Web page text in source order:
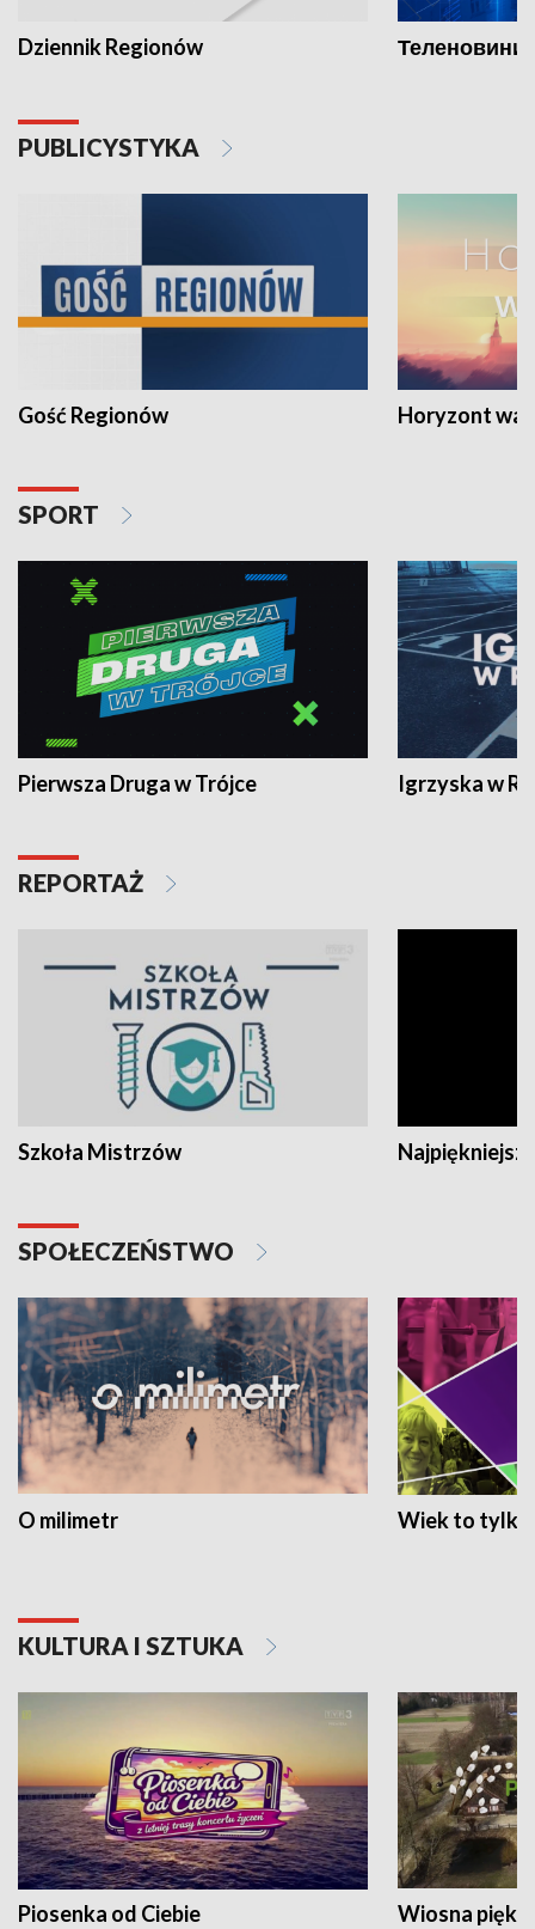
Dziennik Regionów Теленовини
PUBLICYSTYKA
Gość Regionów Horyzont
SPORT
Pierwsza Druga w Trójce Igrzyska w
REPORTAŻ
Szkoła Mistrzów
SPOŁECZEŃSTWO
O milimetr Wiek to tylko
KULTURA I SZTUKA
Piosenka od Ciebie Wiosna